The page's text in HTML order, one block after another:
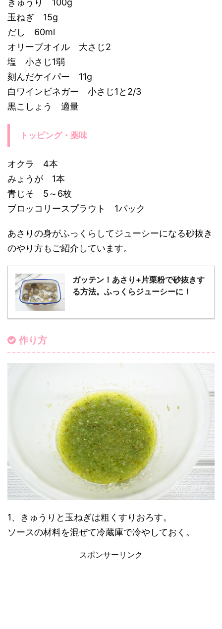
玉ねぎ 15g
だし 60ml
オリーブオイル 大さじ2
塩 小さじ1弱
刻んだケイパー 11g
白ワインビネガー 小さじ1と2/3
黒こしょう 適量
トッピング・薬味
オクラ 4本
みょうが 1本
青じそ 5～6枚
ブロッコリースプラウト 1パック
あさりの身がふっくらしてジューシーになる砂抜き
のやり方もご紹介しています。
ガッテン！あさり+片栗粉で砂抜きす
る方法。ふっくらジューシーに！
作り方
1、きゅうりと玉ねぎは粗くすりおろす。
ソースの材料を混ぜて冷蔵庫で冷やしておく。
スポンサーリンク